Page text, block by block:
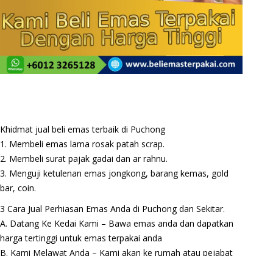
Khidmat jual beli emas terbaik di Puchong
1. Membeli emas lama rosak patah scrap.
2. Membeli surat pajak gadai dan ar rahnu.
3. Menguji ketulenan emas jongkong, barang kemas, gold
bar, coin.
3 Cara Jual Perhiasan Emas Anda di Puchong dan Sekitar.
A. Datang Ke Kedai Kami – Bawa emas anda dan dapatkan
harga tertinggi untuk emas terpakai anda
B. Kami Melawat Anda – Kami akan ke rumah atau pejabat